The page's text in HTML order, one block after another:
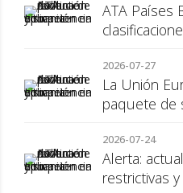
ATA Países
consumidor
2026-07-27
La Unión
paquete de
2026-07-24
Alerta:
restrictivas